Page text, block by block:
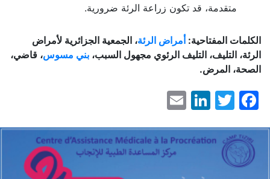
متقدمة، قد تكون زراعة الرئة ضرورية.
الكلمات المفتاحية:أمراض الرئة، الجمعية الجزائرية لأمراض
الرئة، التليف، التليف الرئوي مجهول السبب، بني مسوس، قاضي،
الصحة، المرض.
Facebook
Twitter
LinkedIn